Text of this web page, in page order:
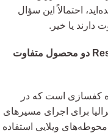
احتمالاً این سؤال
دارند یا خیر.
دیپسی و Resin Bound دو محصول متفاوت
کفسازی است که در
برای اجرای مسیرهای
ویلایی استفاده